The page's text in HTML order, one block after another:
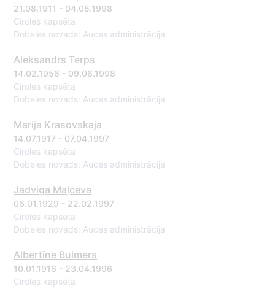
21.08.1911 - 04.05.1998
Ciroles kapsēta
Dobeles novads: Auces administrācija
Aleksandrs Terps
14.02.1956 - 09.06.1998
Ciroles kapsēta
Dobeles novads: Auces administrācija
Marija Krasovskaja
14.07.1917 - 07.04.1997
Ciroles kapsēta
Dobeles novads: Auces administrācija
Jadviga Maļceva
06.01.1929 - 22.02.1997
Ciroles kapsēta
Dobeles novads: Auces administrācija
Albertīne Bulmers
10.01.1916 - 23.04.1996
Ciroles kapsēta